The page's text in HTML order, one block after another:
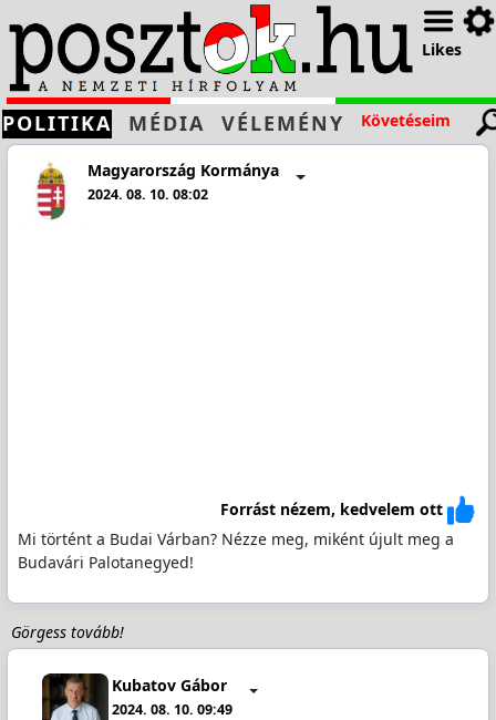
Likes
POLITIKA MÉDIA VÉLEMÉNY Követéseim
Magyarország Kormánya
2024. 08. 10. 08:02
Forrást nézem, kedvelem ott
Mi történt a Budai Várban? Nézze meg, miként újult meg a
Budavári Palotanegyed!
Görgess tovább!
Kubatov Gábor
2024. 08. 10. 09:49